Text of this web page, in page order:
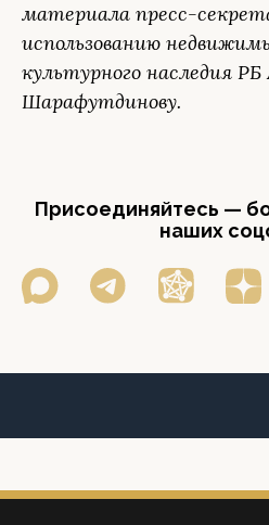
материала пресс-
использованию
культурного наследия РБ
Шарафутдинову.
Присоединяйтесь —
наших